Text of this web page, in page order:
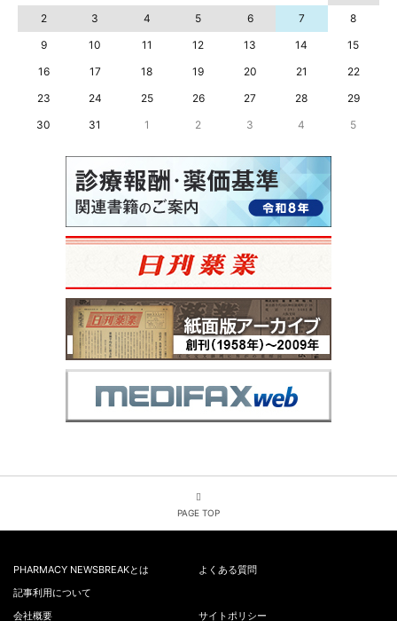
2
3 4 5 6 7
8
9
10 11 12 13 14
15
16
17 18 19 20 21
22
23
24 25 26 27 28
29
30
31 1 2 3 4 5
PAGE TOP
PHARMACY NEWSBREAKとは
よくある質問
記事利用について
会社概要
サイトポリシー